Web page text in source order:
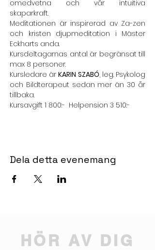
omedvetna och vår intuitiva
skaparkraft.
Meditationen är inspirerad av Za-zen
och kristen djupmeditation i Mäster
Eckharts anda.
Kursdeltagarnas antal är begränsat till
max 8 personer.
Kursledare är KARIN SZABÓ, leg. Psykolog
och Bildterapeut sedan mer än 30 år
tillbaka.
Kursavgift 1 800:-  Helpension 3 510:-
Dela detta evenemang
HÖR AV DIG